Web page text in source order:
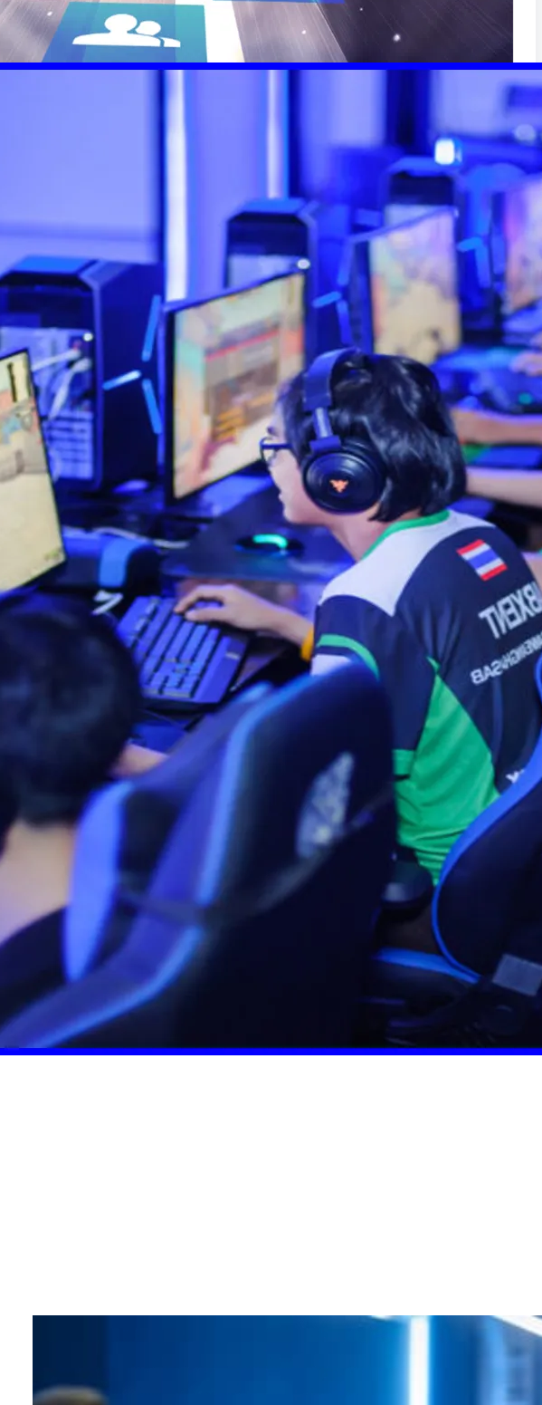
Archieve
مارس 2025
ديسمبر 2024
Category
Business
Finance
Social
يوتيوب لينكد إن